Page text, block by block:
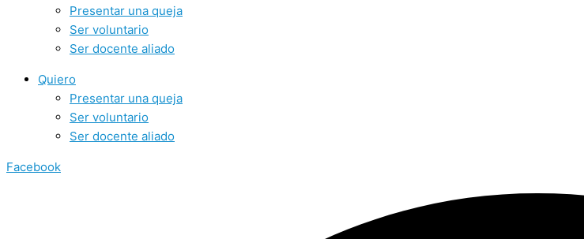
Presentar una queja
Ser voluntario
Ser docente aliado
Quiero
Presentar una queja
Ser voluntario
Ser docente aliado
Facebook